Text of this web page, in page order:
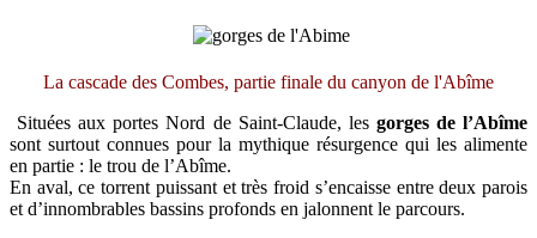
La cascade des Combes, partie finale du canyon de l'Abîme
Situées aux portes Nord de Saint-Claude, lesgorges de l’Abîme
sont surtout connues pour la mythique résurgence qui les alimente
en partie : le trou de l’Abîme.
En aval, ce torrent puissant et très froid s’encaisse entre deux parois
et d’innombrables bassins profonds en jalonnent le parcours.